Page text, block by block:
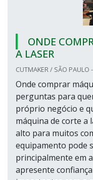
ONDE
A LASER
CUTMAKER / SÃO PAULO
Onde comprar
perguntas para
próprio negócio e
máquina de corte a
alto para muitos
equipamento pode
principalmente em
apresente